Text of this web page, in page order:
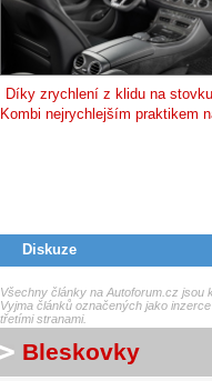
Díky zrychlení z klidu na
Kombi nejrychlejším praktikem
Diskuze
Všechny články na Autoforum.cz jsou
Vyjma článků označených jako
třetími stranami.
Bleskovky